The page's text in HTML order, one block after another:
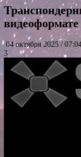
видеоформате
04 октября 2025 /
3